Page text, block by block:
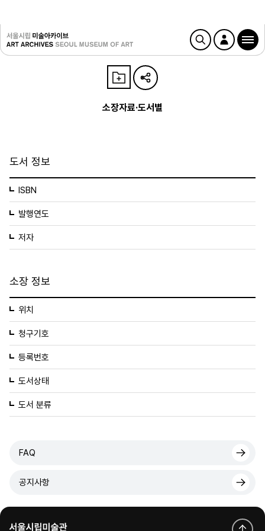
소장자료·도서별
도서 정보
ISBN
발행연도
저자
소장 정보
위치
청구기호
등록번호
도서상태
도서 분류
FAQ
공지사항